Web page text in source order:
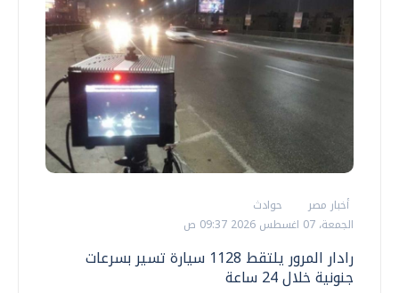
أخبار مصر
حوادث
الجمعة، 07 اغسطس 2026 09:37 ص
رادار المرور يلتقط 1128 سيارة تسير بسرعات
جنونية خلال 24 ساعة